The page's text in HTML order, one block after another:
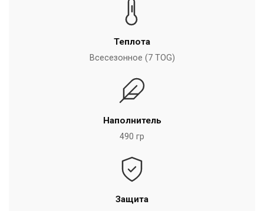
Теплота
Всесезонное (7 TOG)
Наполнитель
490 гр
Защита